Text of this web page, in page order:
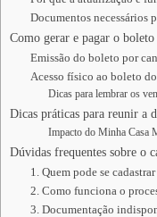
Documentos necessários
Como gerar e pagar o
Emissão do boleto por
Acesso físico ao boleto
Dicas para lembrar os
Dicas práticas para reunir a
Impacto do Minha Casa
Dúvidas frequentes sobre o
1. Quem pode se
2. Como funciona o
3. Documentação